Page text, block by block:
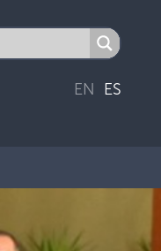
EN ES